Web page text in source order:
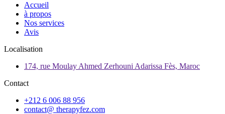
Accueil
à propos
Nos services
Avis
Localisation
174, rue Moulay Ahmed Zerhouni Adarissa Fès, Maroc
Contact
+212 6 006 88 956
contact@ therapyfez.com